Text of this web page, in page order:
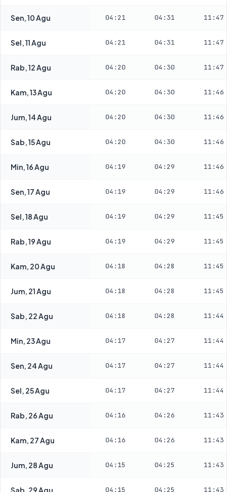
Sen, 10 Agu 04:21 04:31 11:47
Sel, 11 Agu 04:21 04:31 11:47
Rab, 12 Agu 04:20 04:30 11:47
Kam, 13 Agu 04:20 04:30 11:46
Jum, 14 Agu 04:20 04:30 11:46
Sab, 15 Agu 04:20 04:30 11:46
Min, 16 Agu 04:19 04:29 11:46
Sen, 17 Agu 04:19 04:29 11:46
Sel, 18 Agu 04:19 04:29 11:45
Rab, 19 Agu 04:19 04:29 11:45
Kam, 20 Agu 04:18 04:28 11:45
Jum, 21 Agu 04:18 04:28 11:45
Sab, 22 Agu 04:18 04:28 11:44
Min, 23 Agu 04:17 04:27 11:44
Sen, 24 Agu 04:17 04:27 11:44
Sel, 25 Agu 04:17 04:27 11:44
Rab, 26 Agu 04:16 04:26 11:43
Kam, 27 Agu 04:16 04:26 11:43
Jum, 28 Agu 04:15 04:25 11:43
Sab, 29 Agu 04:15 04:25 11:43